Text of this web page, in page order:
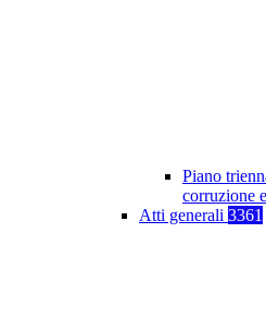
Piano
corruzione
Atti generali 3361